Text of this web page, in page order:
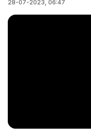
28-07-2023, 06:47